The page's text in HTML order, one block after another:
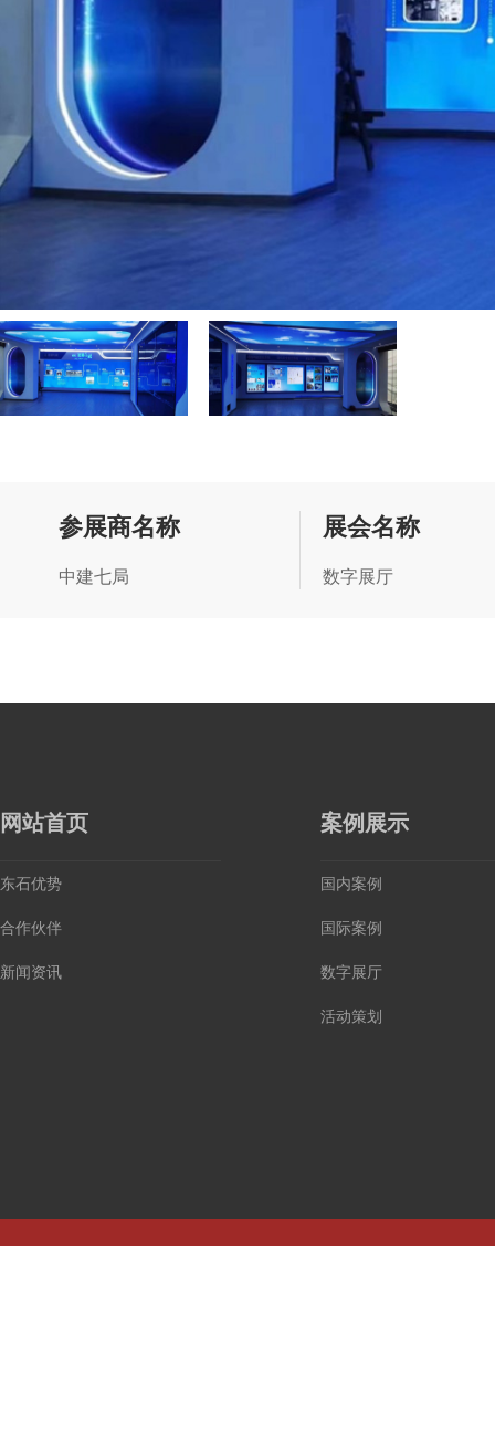
参展商名称
中建七局
展会名称
数字展厅
网站首页
东石优势
合作伙伴
新闻资讯
案例展示
国内案例
国际案例
数字展厅
活动策划